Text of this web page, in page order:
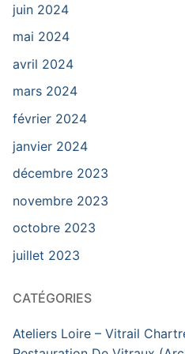
juin 2024
mai 2024
avril 2024
mars 2024
février 2024
janvier 2024
décembre 2023
novembre 2023
octobre 2023
juillet 2023
CATÉGORIES
Ateliers Loire – Vitrail